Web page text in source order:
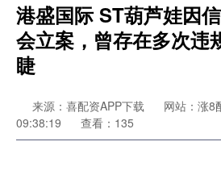
港盛国际 ST葫芦娃因
会立案，曾存在多次违
睫
来源：喜配资APP下载 网站：涨8
09:38:19
查看：135